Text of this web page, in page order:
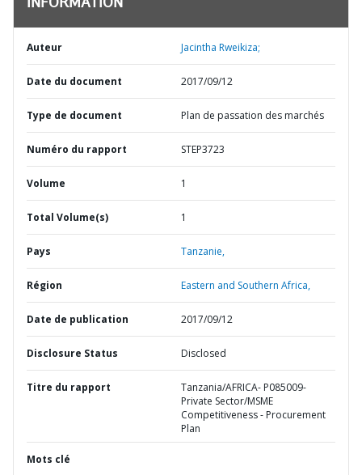
INFORMATION
Auteur Jacintha Rweikiza;
Date du document 2017/09/12
Type de document Plan de passation des marchés
Numéro du rapport STEP3723
Volume 1
Total Volume(s) 1
Pays Tanzanie,
Région Eastern and Southern Africa,
Date de publication 2017/09/12
Disclosure Status Disclosed
Titre du rapport
Tanzania/AFRICA- P085009-
Private Sector/MSME
Competitiveness - Procurement
Plan
Mots clé